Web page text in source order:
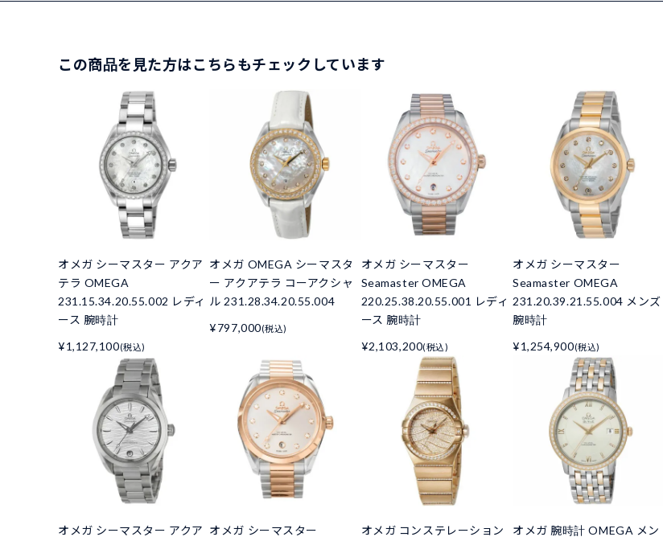
この商品を見た方はこちらもチェックしています
オメガ シーマスター アクア
テラ OMEGA
231.15.34.20.55.002 レディ
ース 腕時計
¥1,127,100(税込)
オメガ OMEGA シーマスタ
ー アクアテラ コーアクシャ
ル 231.28.34.20.55.004
¥797,000(税込)
オメガ シーマスター
Seamaster OMEGA
220.25.38.20.55.001 レディ
ース 腕時計
¥2,103,200(税込)
オメガ シーマスター
Seamaster OMEGA
231.20.39.21.55.004 メンズ
腕時計
¥1,254,900(税込)
オメガ シーマスター アクア オメガ シーマスター
オメガ コンステレーション
オメガ 腕時計 OMEGA メン